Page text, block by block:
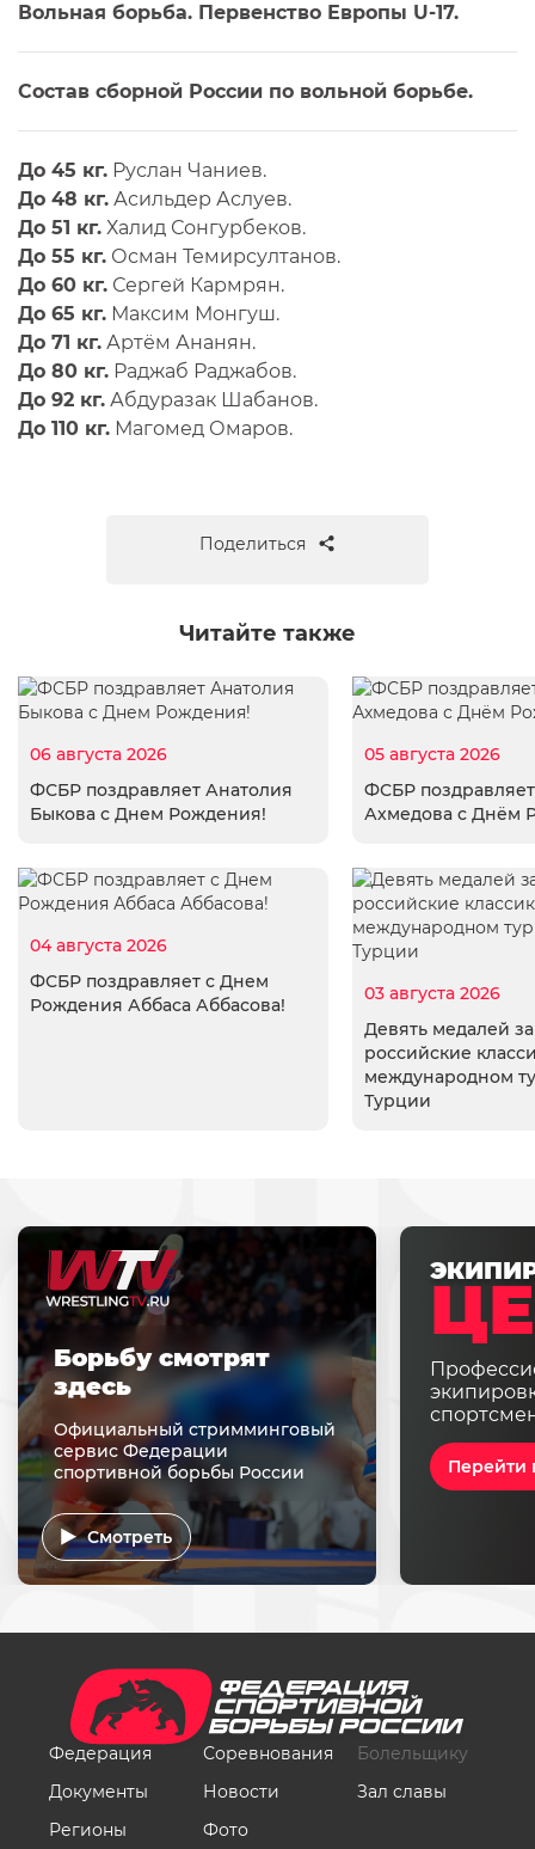
Вольная борьба. Первенство Европы U-17.
Состав сборной России по вольной борьбе.
До 45 кг. Руслан Чаниев.
До 48 кг. Асильдер Аслуев.
До 51 кг. Халид Сонгурбеков.
До 55 кг. Осман Темирсултанов.
До 60 кг. Сергей Кармрян.
До 65 кг. Максим Монгуш.
До 71 кг. Артём Ананян.
До 80 кг. Раджаб Раджабов.
До 92 кг. Абдуразак Шабанов.
До 110 кг. Магомед Омаров.
Поделиться
Читайте также
06 августа 2026
ФСБР поздравляет Анатолия
Быкова с Днем Рождения!
05 августа 2026
ФСБР
Ахмедова с Днём
04 августа 2026
ФСБР поздравляет с Днем
Рождения Аббаса Аббасова!
03 августа 2026
Девять медалей
российские
международном
Турции
Перейти
Борьбу смотрят
здесь
Официальный стримминговый
сервис Федерации
спортивной борьбы России
Смотреть
Федерация
Документы
Регионы
Соревнования
Новости
Фото
Болельщику
Зал славы